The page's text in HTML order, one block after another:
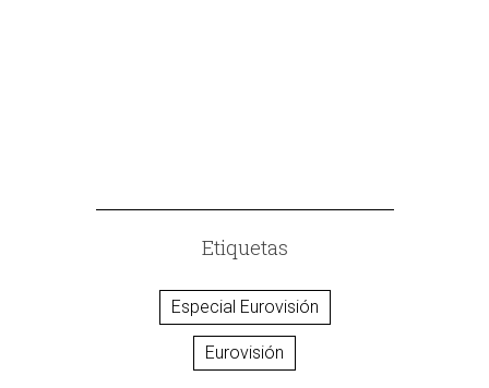
Etiquetas
Especial Eurovisión
Eurovisión